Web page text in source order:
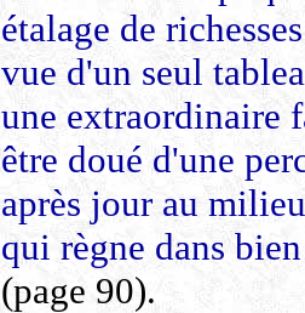
étalage de
vue d'un seul
une extraordinaire
être doué d'une
après jour au
qui règne dans
(page 90).